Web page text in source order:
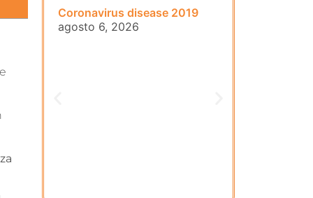
Coronavirus disease 2019
agosto 6, 2026